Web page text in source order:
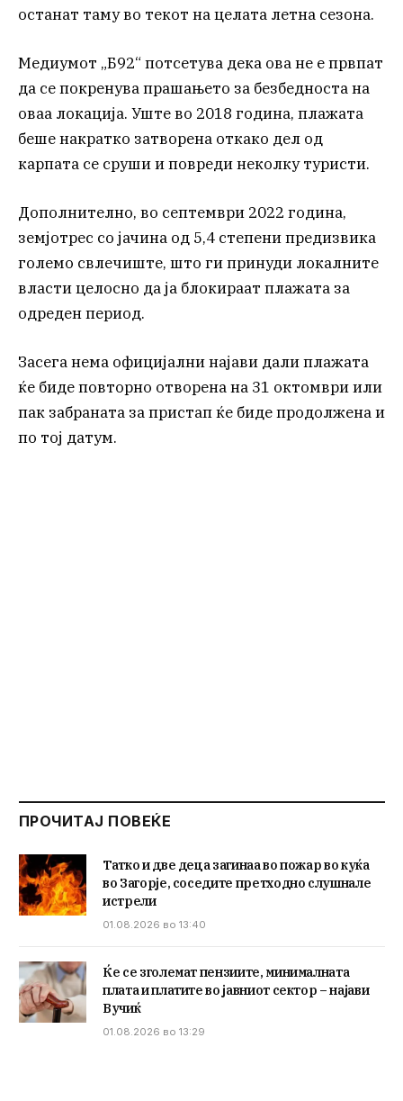
останат таму во текот на целата летна сезона.
Медиумот „Б92“ потсетува дека ова не е првпат
да се покренува прашањето за безбедноста на
оваа локација. Уште во 2018 година, плажата
беше накратко затворена откако дел од
карпата се сруши и повреди неколку туристи.
Дополнително, во септември 2022 година,
земјотрес со јачина од 5,4 степени предизвика
големо свлечиште, што ги принуди локалните
власти целосно да ја блокираат плажата за
одреден период.
Засега нема официјални најави дали плажата
ќе биде повторно отворена на 31 октомври или
пак забраната за пристап ќе биде продолжена и
по тој датум.
ПРОЧИТАЈ ПОВЕЌЕ
Татко и две деца загинаа во пожар во куќа
во Загорје, соседите претходно слушнале
истрели
01.08.2026 во 13:40
Ќе се зголемат пензиите, минималната
плата и платите во јавниот сектор – најави
Вучиќ
01.08.2026 во 13:29